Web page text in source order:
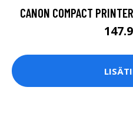
CANON COMPACT